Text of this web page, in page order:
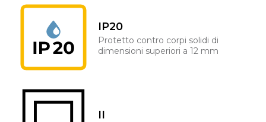
IP20
Protetto contro corpi solidi di
dimensioni superiori a 12 mm
II